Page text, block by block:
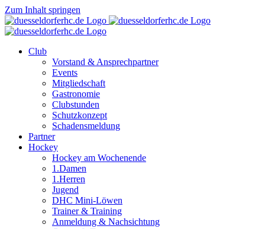
Zum Inhalt springen
Club
Vorstand & Ansprechpartner
Events
Mitgliedschaft
Gastronomie
Clubstunden
Schutzkonzept
Schadensmeldung
Partner
Hockey
Hockey am Wochenende
1.Damen
1.Herren
Jugend
DHC Mini-Löwen
Trainer & Training
Anmeldung & Nachsichtung